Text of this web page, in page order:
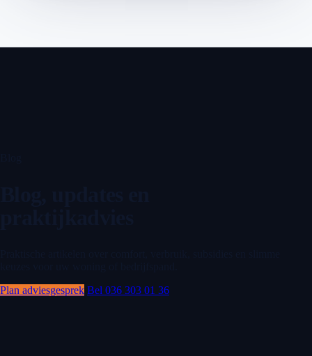
Plan adviesgesprek Bel 036 303 01 36